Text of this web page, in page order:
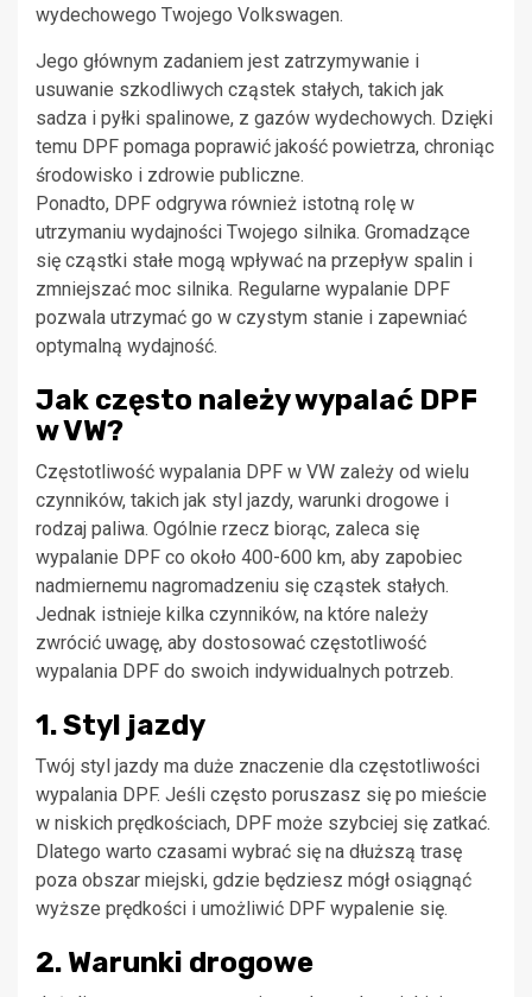
wydechowego Twojego Volkswagen.
Jego głównym zadaniem jest zatrzymywanie i
usuwanie szkodliwych cząstek stałych, takich jak
sadza i pyłki spalinowe, z gazów wydechowych. Dzięki
temu DPF pomaga poprawić jakość powietrza, chroniąc
środowisko i zdrowie publiczne.
Ponadto, DPF odgrywa również istotną rolę w
utrzymaniu wydajności Twojego silnika. Gromadzące
się cząstki stałe mogą wpływać na przepływ spalin i
zmniejszać moc silnika. Regularne wypalanie DPF
pozwala utrzymać go w czystym stanie i zapewniać
optymalną wydajność.
Jak często należy wypalać DPF
w VW?
Częstotliwość wypalania DPF w VW zależy od wielu
czynników, takich jak styl jazdy, warunki drogowe i
rodzaj paliwa. Ogólnie rzecz biorąc, zaleca się
wypalanie DPF co około 400-600 km, aby zapobiec
nadmiernemu nagromadzeniu się cząstek stałych.
Jednak istnieje kilka czynników, na które należy
zwrócić uwagę, aby dostosować częstotliwość
wypalania DPF do swoich indywidualnych potrzeb.
1. Styl jazdy
Twój styl jazdy ma duże znaczenie dla częstotliwości
wypalania DPF. Jeśli często poruszasz się po mieście
w niskich prędkościach, DPF może szybciej się zatkać.
Dlatego warto czasami wybrać się na dłuższą trasę
poza obszar miejski, gdzie będziesz mógł osiągnąć
wyższe prędkości i umożliwić DPF wypalenie się.
2. Warunki drogowe